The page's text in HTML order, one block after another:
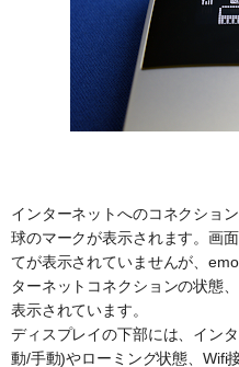
インターネットへのコネクショ
球のマークが表示されます。画
てが表示されていませんが、
ターネットコネクションの状態
表示されています。
ディスプレイの下部には、イン
動/手動)やローミング状態、Wifi